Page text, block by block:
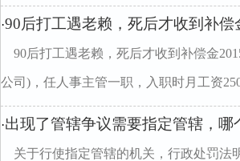
·90后打工遇老赖，死后才收到补偿
90后打工遇老赖，死后才收到补偿金
公司)，任人事主管一职，入职时月工资
·出现了管辖争议需要指定管辖，哪
关于行使指定管辖的机关，行政处罚法